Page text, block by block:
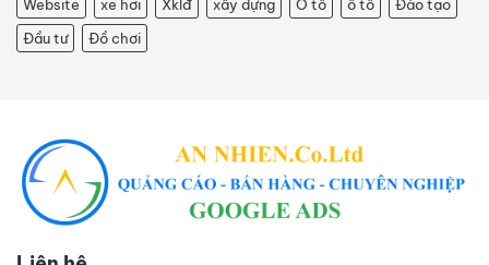
Website xe hơi Xklđ xây dựng Ô tô ô tô
Đào tạo
Đầu tư
Đồ chơi